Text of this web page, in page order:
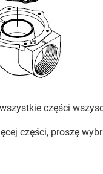
części
części, proszę